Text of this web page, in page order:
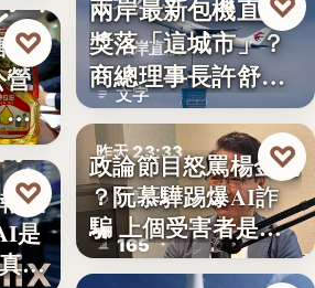
♡
報
是
♡
兩岸直航
文字
兩岸最新包機直航
獎落「這城市」？
商總理事長許舒博
透露8月…
昨天 23:33
詐騙警示
165
政論節目怒罵楊金龍
？阮慕驊踢爆AI詐
騙 上個受害者是
「這…
♡